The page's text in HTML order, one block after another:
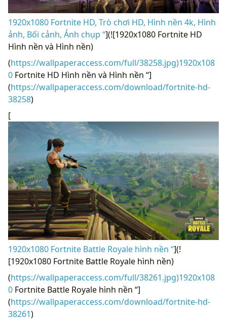
1920x1080 Fortnite HD, Trò chơi HD, Hình nền 4k, Hình
ảnh, Bối cảnh, Ảnh chụp “](![1920x1080 Fortnite HD
Hình nền và Hình nền)
(https://wallpaperaccess.com/full/38258.jpg)1920x108
0 Fortnite HD Hình nền và Hình nền “]
(https://wallpaperaccess.com/download/fortnite-hd-
38258)
[
1920x1080 Fortnite Battle Royale hình nền “](!
[1920x1080 Fortnite Battle Royale hình nền)
(https://wallpaperaccess.com/full/38261.jpg)1920x108
0 Fortnite Battle Royale hình nền “]
(https://wallpaperaccess.com/download/fortnite-hd-
38261)